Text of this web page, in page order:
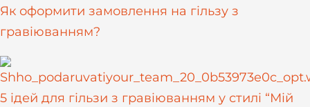
Як оформити замовлення на гільзу з
гравіюванням?
5 ідей для гільзи з гравіюванням у стилі “Мій